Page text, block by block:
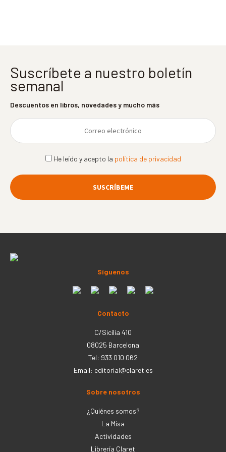
Suscríbete a nuestro boletín
semanal
Descuentos en libros, novedades y mucho más
He leído y acepto la política de privacidad
Síguenos
Contacto
C/Sicília 410
08025 Barcelona
Tel: 933 010 062
Email: editorial@claret.es
Sobre nosotros
¿Quiénes somos?
La Misa
Actividades
Librería Claret